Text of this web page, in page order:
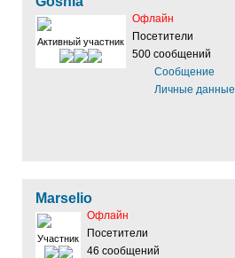
Активный участник
Офлайн
Посетители
500 сообщений
Сообщение
Личные данные
Marselio
Участник
Офлайн
Посетители
46 сообщений